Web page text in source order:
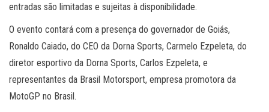
entradas são limitadas e sujeitas à disponibilidade.
O evento contará com a presença do governador de Goiás,
Ronaldo Caiado, do CEO da Dorna Sports, Carmelo Ezpeleta, do
diretor esportivo da Dorna Sports, Carlos Ezpeleta, e
representantes da Brasil Motorsport, empresa promotora da
MotoGP no Brasil.